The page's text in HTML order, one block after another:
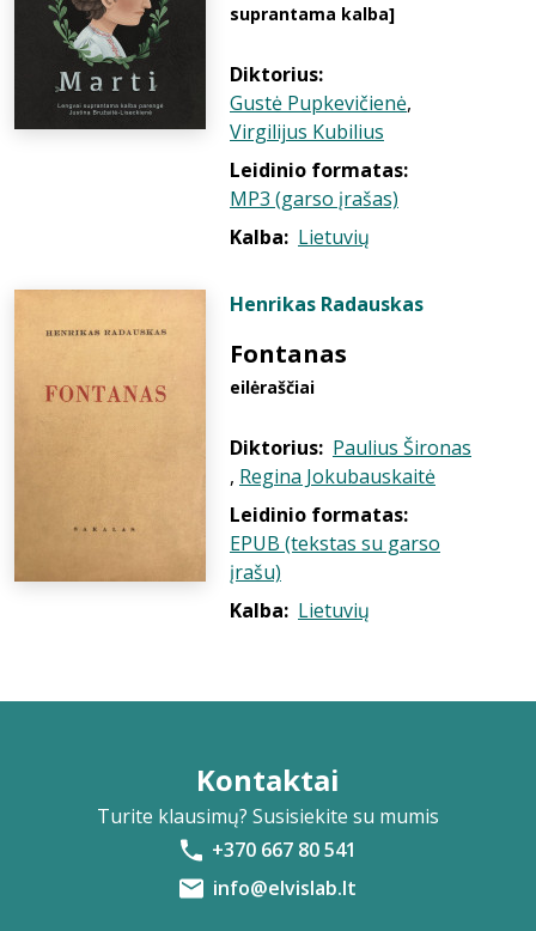
suprantama kalba]
Diktorius:
Gustė Pupkevičienė,
Virgilijus Kubilius
Leidinio formatas:
MP3 (garso įrašas)
Kalba: Lietuvių
Henrikas Radauskas
Fontanas
eilėraščiai
Diktorius: Paulius Šironas
, Regina Jokubauskaitė
Leidinio formatas:
EPUB (tekstas su garso
įrašu)
Kalba: Lietuvių
Kontaktai
Turite klausimų? Susisiekite su mumis
+370 667 80 541
info@elvislab.lt